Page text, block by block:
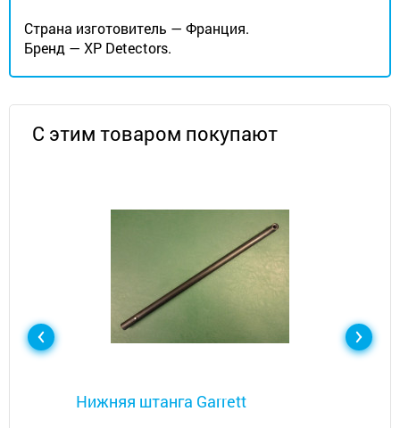
Страна изготовитель — Франция.
Бренд — XP Detectors.
С этим товаром покупают
Нижняя штанга Garrett